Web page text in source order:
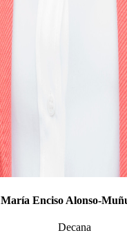
María Enciso Alonso-
Decana